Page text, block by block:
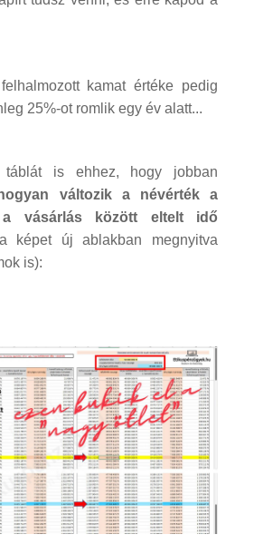
kamat értéke pedig
25%-ot romlik egy év alatt...
táblát is ehhez, hogy jobban
hogyan változik a névérték a
vásárlás között eltelt idő
képet új ablakban megnyitva
is):